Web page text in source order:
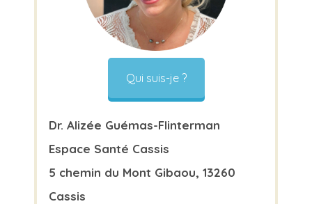
Qui suis-je ?
Dr. Alizée Guémas-Flinterman
Espace Santé Cassis
5 chemin du Mont Gibaou, 13260
Cassis